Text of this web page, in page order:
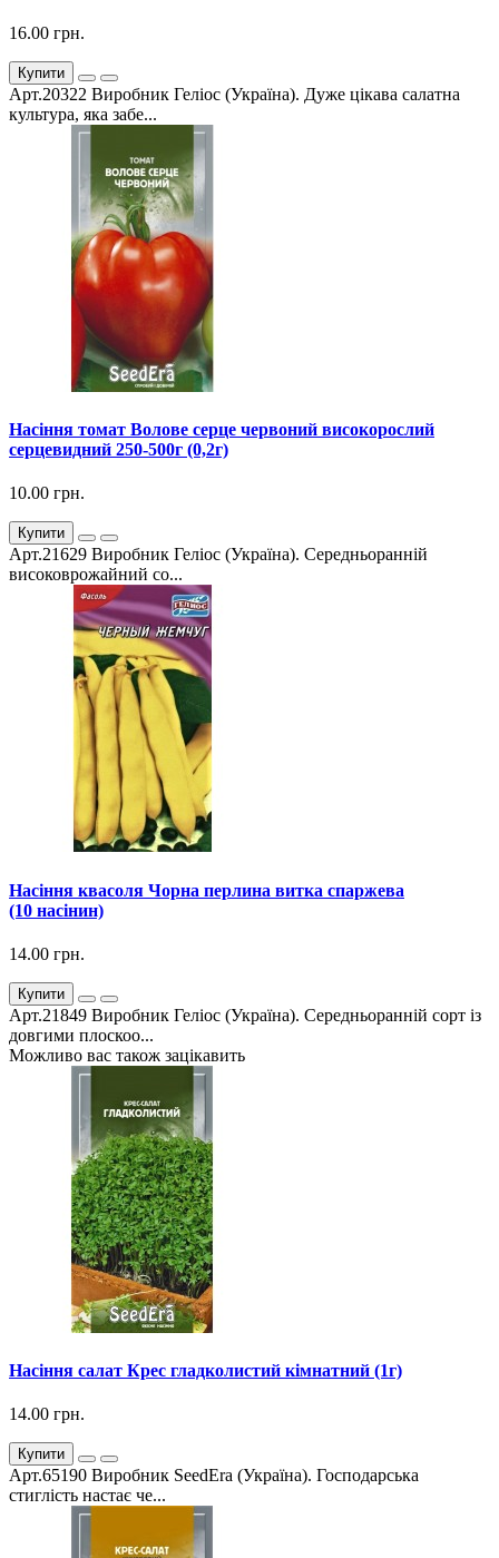
16.00 грн.
Купити
Арт.20322 Виробник Геліос (Україна). Дуже цікава салатна
культура, яка забе...
Насіння томат Волове серце червоний високорослий
серцевидний 250-500г (0,2г)
10.00 грн.
Купити
Арт.21629 Виробник Геліос (Україна). Середньоранній
високоврожайний со...
Насіння квасоля Чорна перлина витка спаржева
(10 насінин)
14.00 грн.
Купити
Арт.21849 Виробник Геліос (Україна). Середньоранній сорт із
довгими плоскоо...
Можливо вас також зацікавить
Насіння салат Крес гладколистий кімнатний (1г)
14.00 грн.
Купити
Арт.65190 Виробник SeedEra (Україна). Господарська
стиглість настає че...